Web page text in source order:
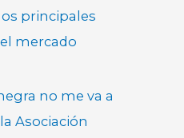
principales
mercado
no me va a
Asociación